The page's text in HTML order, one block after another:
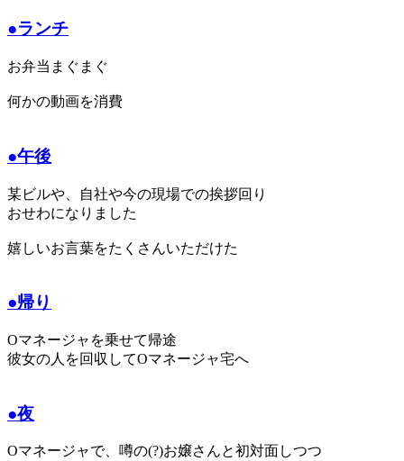
●ランチ
お弁当まぐまぐ
何かの動画を消費
●午後
某ビルや、自社や今の現場での挨拶回り
おせわになりました
嬉しいお言葉をたくさんいただけた
●帰り
Oマネージャを乗せて帰途
彼女の人を回収してOマネージャ宅へ
●夜
Oマネージャで、噂の(?)お嬢さんと初対面しつつ